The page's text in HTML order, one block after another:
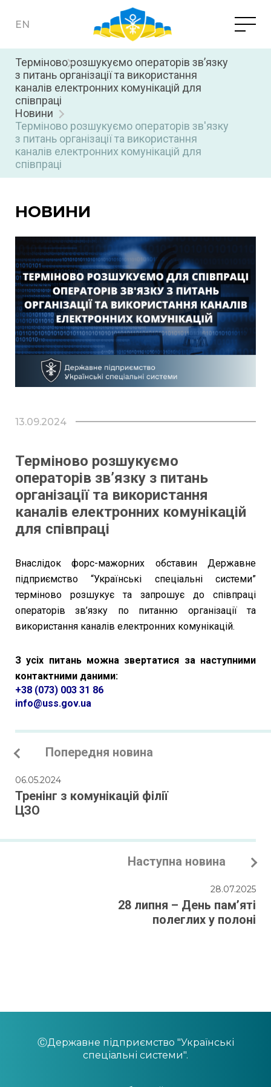
EN
ПРО ПІДПРИЄМСТВО
Партнерство та партнери
Нормативно-законодавча база
Запобігання корупції
Документи з питань діяльності підприємства
НОВИНИ
ВСІ ПОСЛУГИ
Оператор НСКЗ
Захищений гостьовий Wi-Fi
Кваліфіковані електронні довірчі послуги
Авторизації ІКС з безпеки
Централізована закупівельна організація
Колокейшн
Захищений вузол Інтернет – доступу
КНЕДП
ВАКАНСІЇ
КОНТАКТИ
Терміново розшукуємо операторів зв’язку
з питань організації та використання
каналів електронних комунікацій для
співпраці
Новини
Терміново розшукуємо операторів зв'язку
з питань організації та використання
каналів електронних комунікацій для
співпраці
НОВИНИ
13.09.2024
Терміново розшукуємо
операторів зв’язку з питань
організації та використання
каналів електронних комунікацій
для співпраці
Внаслідок форс-мажорних обставин Державне
підприємство “Українські спеціальні системи”
терміново розшукує та запрошує до співпраці
операторів зв’язку по питанню організації та
використання каналів електронних комунікацій.
З усіх питань можна звертатися за наступними
контактними даними:
+38 (073) 003 31 86
info@uss.gov.ua
Попередня новина
06.05.2024
Тренінг з комунікацій філії
ЦЗО
Наступна новина
28.07.2025
28 липня – День памʼяті
полеглих у полоні
ⒸДержавне підприємство "Українські
спеціальні системи".